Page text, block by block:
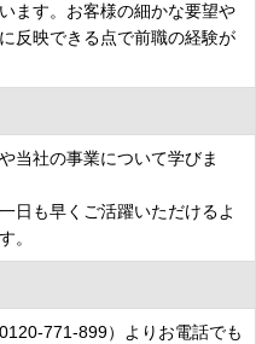
ます。お客様の細かな要望や
反映できる点で前職の経験が
当社の事業について学びま
日も早くご活躍いただけるよ
。
771-899）よりお電話でも